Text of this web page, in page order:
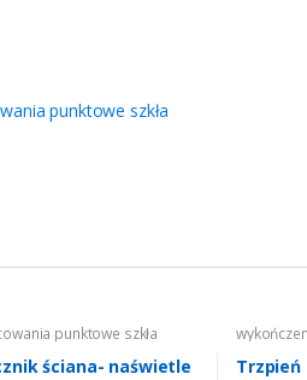
punktowe szkła
punktowe szkła
ściana- naświetle Trzpień